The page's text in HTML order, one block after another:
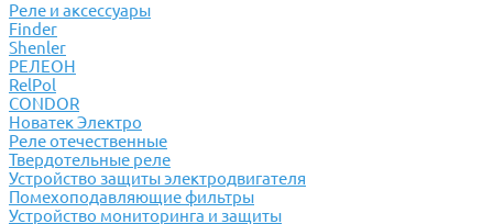
Реле и аксессуары
Finder
Shenler
РЕЛЕОН
RelPol
CONDOR
Новатек Электро
Реле отечественные
Твердотельные реле
Устройство защиты электродвигателя
Помехоподавляющие фильтры
Устройство мониторинга и защиты